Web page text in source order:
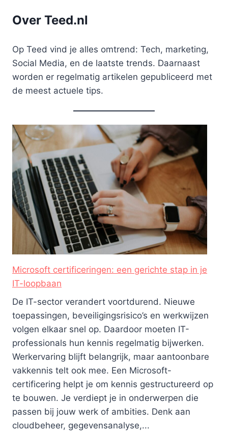
Over Teed.nl
Op Teed vind je alles omtrend: Tech, marketing,
Social Media, en de laatste trends. Daarnaast
worden er regelmatig artikelen gepubliceerd met
de meest actuele tips.
Microsoft certificeringen: een gerichte stap in je
IT-loopbaan
De IT-sector verandert voortdurend. Nieuwe
toepassingen, beveiligingsrisico’s en werkwijzen
volgen elkaar snel op. Daardoor moeten IT-
professionals hun kennis regelmatig bijwerken.
Werkervaring blijft belangrijk, maar aantoonbare
vakkennis telt ook mee. Een Microsoft-
certificering helpt je om kennis gestructureerd op
te bouwen. Je verdiept je in onderwerpen die
passen bij jouw werk of ambities. Denk aan
cloudbeheer, gegevensanalyse,...